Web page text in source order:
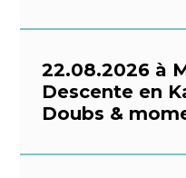
22.08.2026 à
Descente en
Doubs &